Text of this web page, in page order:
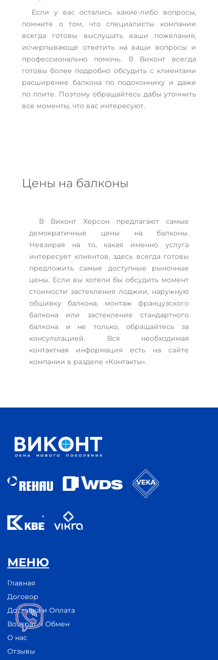
Если у вас остались какие-либо вопросы,
помните о том, что специалисты компании
всегда готовы выслушать ваши пожелания,
исчерпывающе ответить на ваши вопросы и
профессионально помочь. В Виконт всегда
готовы более подробно обсудить с клиентами
расширение балкона по подоконнику и даже
по плите. Поэтому обращайтесь дабы уточнить
все моменты, что вас интересуют.
Цены на балконы
В Виконт Херсон предлагают самые
демократичные цены на балконы.
Невзирая на то, какая именно услуга
интересует клиентов, здесь всегда готовы
предложить самые доступные рыночные
цены. Если вы хотели бы обсудить момент
стоимости застекления лоджии, наружную
обшивку балкона, монтаж французского
балкона или застекление стандартного
балкона и не только, обращайтесь за
консультацией. Вся необходимая
контактная информация есть на сайте
компании в разделе «Контакты».
МЕНЮ
Главная
Договор
Доставка и Оплата
Возврат и Обмен
О нас
Отзывы